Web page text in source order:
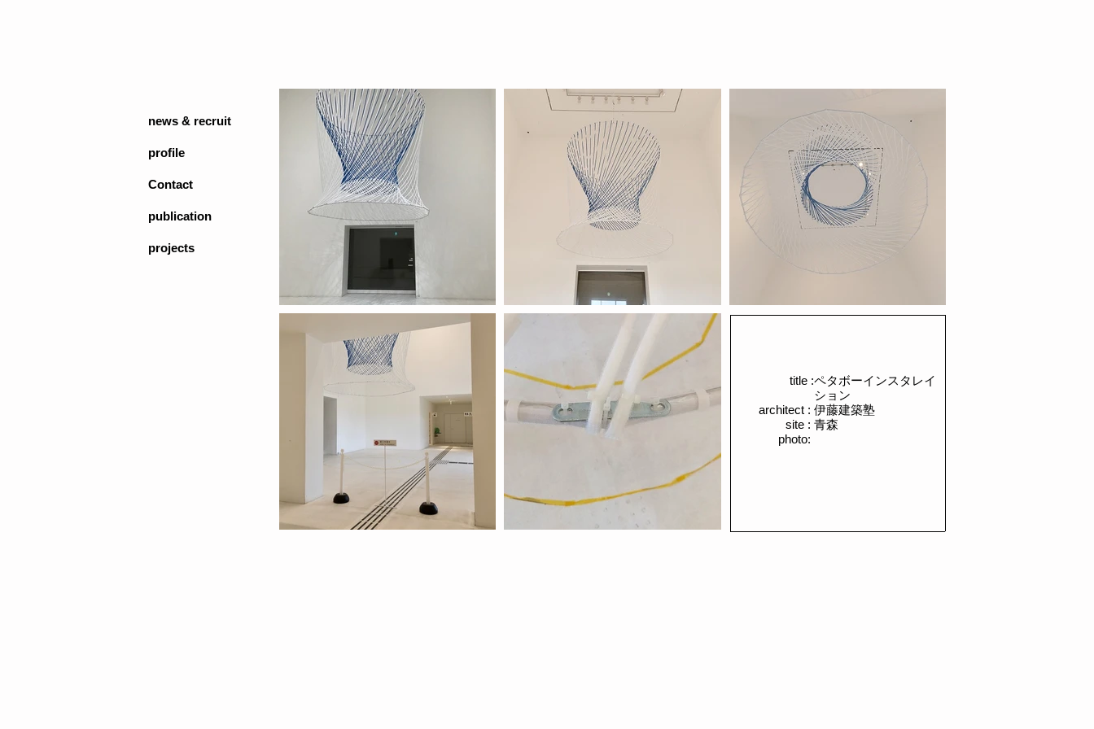
ペタボーインスタレイ
ション
伊藤建築塾
青森​
title :
architect :
site :
photo:
news & recruit
profile
Contact
publication
projects